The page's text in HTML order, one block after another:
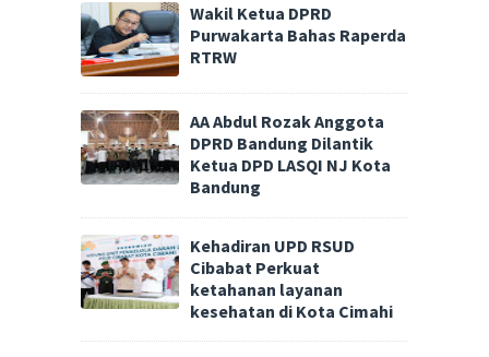
Wakil Ketua DPRD
Purwakarta Bahas Raperda
RTRW
AA Abdul Rozak Anggota
DPRD Bandung Dilantik
Ketua DPD LASQI NJ Kota
Bandung
Kehadiran UPD RSUD
Cibabat Perkuat
ketahanan layanan
kesehatan di Kota Cimahi